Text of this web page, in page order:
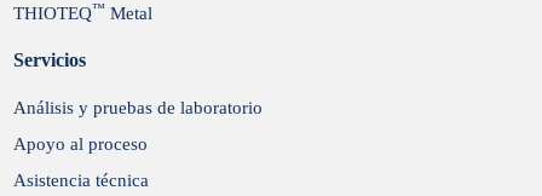
THIOTEQ™ Metal
Servicios
Análisis y pruebas de laboratorio
Apoyo al proceso
Asistencia técnica